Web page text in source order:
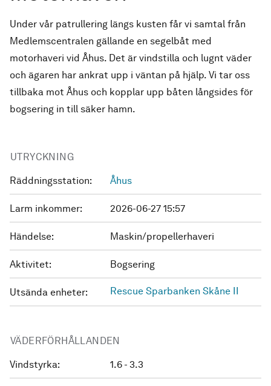
Under vår patrullering längs kusten får vi samtal från
Medlemscentralen gällande en segelbåt med
motorhaveri vid Åhus. Det är vindstilla och lugnt väder
och ägaren har ankrat upp i väntan på hjälp. Vi tar oss
tillbaka mot Åhus och kopplar upp båten långsides för
bogsering in till säker hamn.
UTRYCKNING
Räddningsstation: Åhus
Larm inkommer: 2026-06-27 15:57
Händelse: Maskin/propellerhaveri
Aktivitet: Bogsering
Utsända enheter: Rescue Sparbanken Skåne II
VÄDERFÖRHÅLLANDEN
Vindstyrka: 1.6 - 3.3